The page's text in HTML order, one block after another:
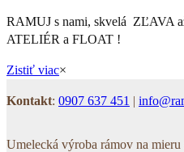
RAMUJ s nami, skvelá ZĽAVA
ATELIÉR a FLOAT !
Zistiť viac×
Kontakt: 0907 637 451 |
Umelecká výroba rámov na mieru